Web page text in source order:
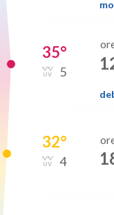
35°
5
32°
4